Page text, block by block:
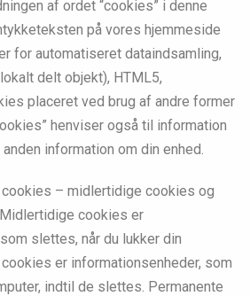
af ordet “cookies” i denne
på vores hjemmeside
for automatiseret dataindsamling,
delt objekt), HTML5,
placeret ved brug af andre former
henviser også til information
information om din enhed.
– midlertidige cookies og
cookies er
slettes, når du lukker din
er informationsenheder, som
indtil de slettes. Permanente